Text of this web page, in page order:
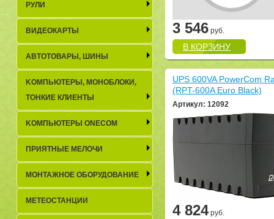
3 546 руб.
В КОРЗИНУ
UPS 600VA PowerCom
(RPT-600A Euro Black)
Артикул: 12092
4 824руб.
РУЛИ
ВИДЕОКАРТЫ
АВТОТОВАРЫ, ШИНЫ
KОМПЬЮТЕРЫ, МОНОБЛОКИ,
ТОНКИЕ КЛИЕНТЫ
KОМПЬЮТЕРЫ ONECOM
ПРИЯТНЫЕ МЕЛОЧИ
МОНТАЖНОЕ ОБОРУДОВАНИЕ
МЕТЕОСТАНЦИИ